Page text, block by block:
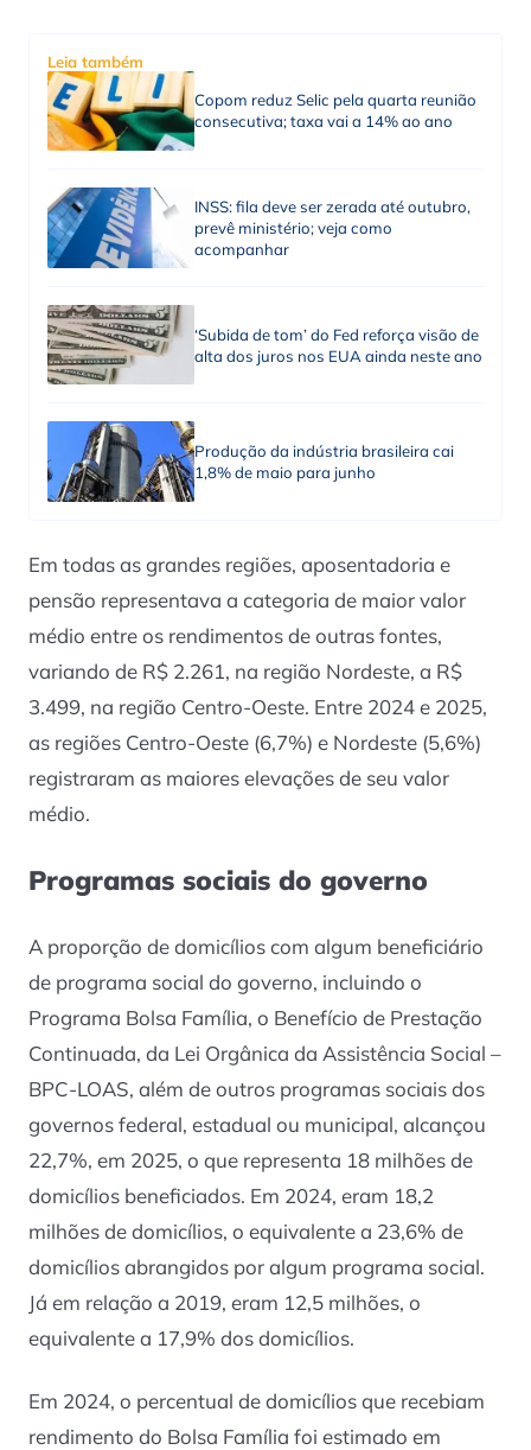
Leia também
Copom reduz Selic pela quarta reunião
consecutiva; taxa vai a 14% ao ano
INSS: fila deve ser zerada até outubro,
prevê ministério; veja como
acompanhar
‘Subida de tom’ do Fed reforça visão de
alta dos juros nos EUA ainda neste ano
Produção da indústria brasileira cai
1,8% de maio para junho
Em todas as grandes regiões, aposentadoria e
pensão representava a categoria de maior valor
médio entre os rendimentos de outras fontes,
variando de R$ 2.261, na região Nordeste, a R$
3.499, na região Centro-Oeste. Entre 2024 e 2025,
as regiões Centro-Oeste (6,7%) e Nordeste (5,6%)
registraram as maiores elevações de seu valor
médio.
Programas sociais do governo
A proporção de domicílios com algum beneficiário
de programa social do governo, incluindo o
Programa Bolsa Família, o Benefício de Prestação
Continuada, da Lei Orgânica da Assistência Social –
BPC-LOAS, além de outros programas sociais dos
governos federal, estadual ou municipal, alcançou
22,7%, em 2025, o que representa 18 milhões de
domicílios beneficiados. Em 2024, eram 18,2
milhões de domicílios, o equivalente a 23,6% de
domicílios abrangidos por algum programa social.
Já em relação a 2019, eram 12,5 milhões, o
equivalente a 17,9% dos domicílios.
Em 2024, o percentual de domicílios que recebiam
rendimento do Bolsa Família foi estimado em